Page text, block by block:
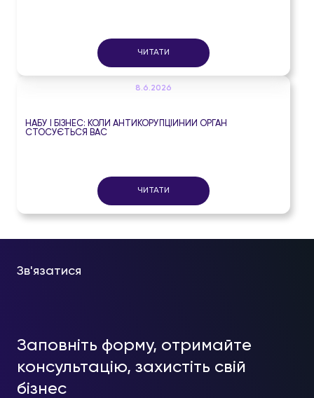
ЧИТАТИ
8.6.2026
НАБУ І БІЗНЕС: КОЛИ АНТИКОРУПЦІЙНИЙ ОРГАН
СТОСУЄТЬСЯ ВАС
ЧИТАТИ
Зв'язатися
Заповніть форму, отримайте
консультацію, захистіть свій
бізнес